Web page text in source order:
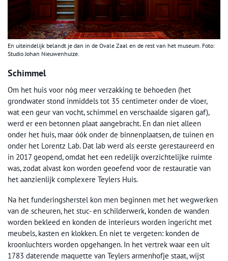
En uiteindelijk belandt je dan in de Ovale Zaal en de rest van het museum. Foto:
Studio Johan Nieuwenhuize.
Schimmel
Om het huis voor nóg meer verzakking te behoeden (het
grondwater stond inmiddels tot 35 centimeter onder de vloer,
wat een geur van vocht, schimmel en verschaalde sigaren gaf),
werd er een betonnen plaat aangebracht. En dan niet alleen
onder het huis, maar óók onder de binnenplaatsen, de tuinen en
onder het Lorentz Lab. Dat lab werd als eerste gerestaureerd en
in 2017 geopend, omdat het een redelijk overzichtelijke ruimte
was, zodat alvast kon worden geoefend voor de restauratie van
het aanzienlijk complexere Teylers Huis.
Na het funderingsherstel kon men beginnen met het wegwerken
van de scheuren, het stuc- en schilderwerk, konden de wanden
worden bekleed en konden de interieurs worden ingericht met
meubels, kasten en klokken. En niet te vergeten: konden de
kroonluchters worden opgehangen. In het vertrek waar een uit
1783 daterende maquette van Teylers armenhofje staat, wijst